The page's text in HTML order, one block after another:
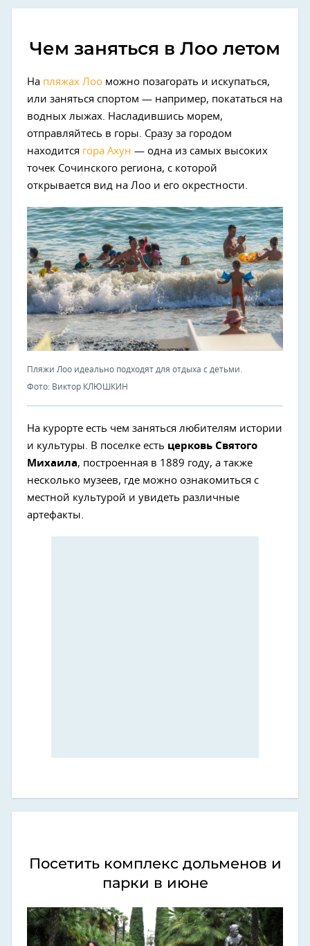
Чем заняться в Лоо летом
На пляжах Лоо можно позагорать и искупаться,
или заняться спортом — например, покататься на
водных лыжах. Насладившись морем,
отправляйтесь в горы. Сразу за городом
находится гора Ахун — одна из самых высоких
точек Сочинского региона, с которой
открывается вид на Лоо и его окрестности.
Пляжи Лоо идеально подходят для отдыха с детьми.
Фото: Виктор КЛЮШКИН
На курорте есть чем заняться любителям истории
и культуры. В поселке есть церковь Святого
Михаила, построенная в 1889 году, а также
несколько музеев, где можно ознакомиться с
местной культурой и увидеть различные
артефакты.
Посетить комплекс дольменов и
парки в июне